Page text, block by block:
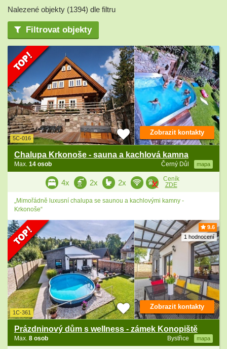
Nalezené objekty (1394) dle filtru
Filtrovat objekty
5C-016
Chalupa Krkonoše - sauna a kachlová kamna
Černý Důl mapa
Max. 14 osob
Zobrazit kontakty
4x 2x 2x
Ceník
ZDE
„Mimořádně luxusní chalupa se saunou a kachlovými kamny -
Krkonoše“
9.6
1 hodnocení
1C-361
Prázdninový dům s wellness - zámek Konopiště
Bystřice mapa
Max. 8 osob
Zobrazit kontakty